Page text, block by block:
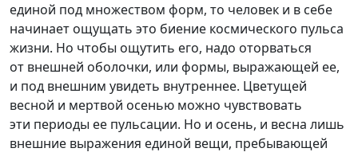
единой под множеством форм, то человек и в себе
начинает ощущать это биение космического пульса
жизни. Но чтобы ощутить его, надо оторваться
от внешней оболочки, или формы, выражающей ее,
и под внешним увидеть внутреннее. Цветущей
весной и мертвой осенью можно чувствовать
эти периоды ее пульсации. Но и осень, и весна лишь
внешние выражения единой вещи, пребывающей